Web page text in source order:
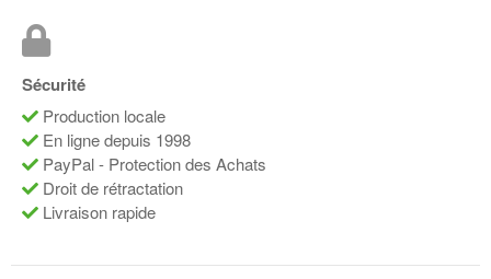
Sécurité
Production locale
En ligne depuis 1998
PayPal - Protection des Achats
Droit de rétractation
Livraison rapide